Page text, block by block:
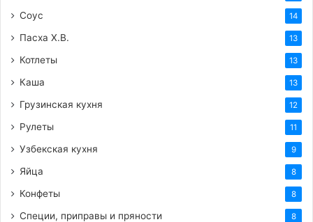
Теги
куринаягрудка
курица
Соус 14
Пасха Х.В. 13
Котлеты 13
Каша 13
Грузинская кухня 12
Рулеты 11
Узбекская кухня 9
Яйца 8
Конфеты 8
Специи, приправы и пряности 8